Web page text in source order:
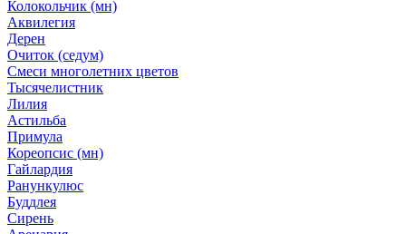
Колокольчик (мн)
Аквилегия
Дерен
Очиток (седум)
Смеси многолетних цветов
Тысячелистник
Лилия
Астильба
Примула
Кореопсис (мн)
Гайлардия
Ранункулюс
Буддлея
Сирень